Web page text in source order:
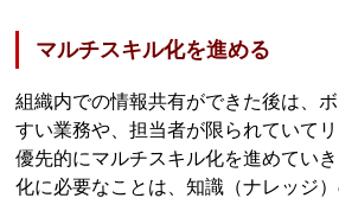
マルチスキル化を進める
組織内での情報共有ができた後は、
すい業務や、担当者が限られていて
優先的にマルチスキル化を進めてい
化に必要なことは、知識（ナレッジ